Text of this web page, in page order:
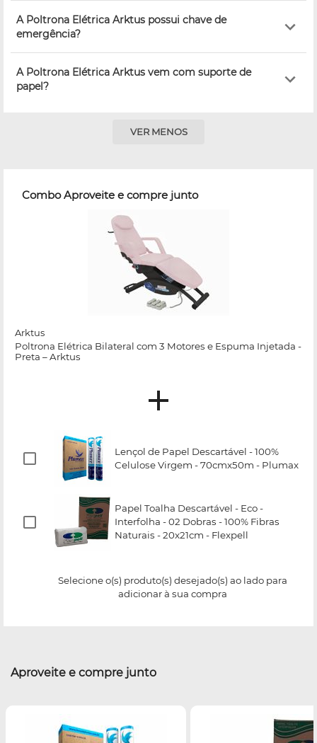
A Poltrona Elétrica Arktus possui chave de
emergência?
A Poltrona Elétrica Arktus vem com suporte de
papel?
VER MENOS
Combo Aproveite e compre junto
Arktus
Poltrona Elétrica Bilateral com 3 Motores e Espuma Injetada -
Preta – Arktus
Lençol de Papel Descartável - 100%
Celulose Virgem - 70cmx50m - Plumax
Papel Toalha Descartável - Eco -
Interfolha - 02 Dobras - 100% Fibras
Naturais - 20x21cm - Flexpell
Selecione o(s) produto(s) desejado(s) ao lado para
adicionar à sua compra
Aproveite e compre junto